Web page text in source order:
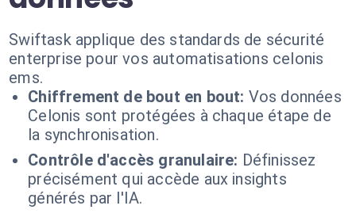
Swiftask applique des standards de sécurité
enterprise pour vos automatisations celonis
ems.
Chiffrement de bout en bout: Vos données
Celonis sont protégées à chaque étape de
la synchronisation.
Contrôle d'accès granulaire: Définissez
précisément qui accède aux insights
générés par l'IA.